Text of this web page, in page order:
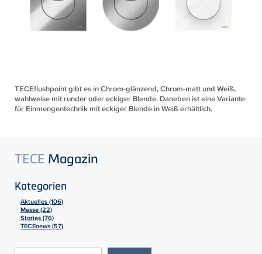
TECEflushpoint gibt es in Chrom-glänzend, Chrom-matt und Weiß,
wahlweise mit runder oder eckiger Blende. Daneben ist eine Variante
für Einmengentechnik mit eckiger Blende in Weiß erhältlich.
TECE Magazin
Kategorien
Aktuelles (106)
Messe (22)
Stories (76)
TECEnews (57)